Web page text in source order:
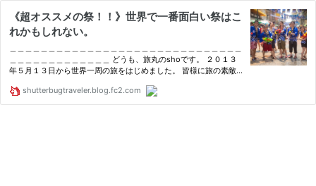
《超オススメの祭！！》世界で一番面白い祭はこ
れかもしれない。
＿＿＿＿＿＿＿＿＿＿＿＿＿ どうも、旅丸のshoです。 ２０１３
年５月１３日から世界一周の旅をはじめました。 皆様に旅の素敵
ます。 ランキングに参加しております。 よかったら一日一度の
ク…
shutterbugtraveler.blog.fc2.com